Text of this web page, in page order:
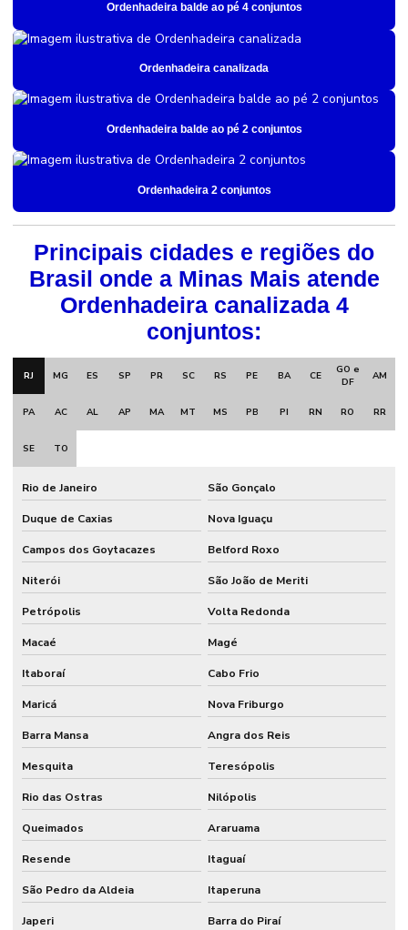
Ordenhadeira balde ao pé 4 conjuntos
Ordenhadeira canalizada
Ordenhadeira balde ao pé 2 conjuntos
Ordenhadeira 2 conjuntos
Principais cidades e regiões do
Brasil onde a Minas Mais atende
Ordenhadeira canalizada 4
conjuntos:
RJ MG ES SP PR SC RS PE BA CE
GO e
DF
AM
PA AC AL AP MA MT MS PB PI RN RO RR
SE TO
Rio de Janeiro São Gonçalo
Duque de Caxias Nova Iguaçu
Campos dos Goytacazes Belford Roxo
Niterói São João de Meriti
Petrópolis Volta Redonda
Macaé Magé
Itaboraí Cabo Frio
Maricá Nova Friburgo
Barra Mansa Angra dos Reis
Mesquita Teresópolis
Rio das Ostras Nilópolis
Queimados Araruama
Resende Itaguaí
São Pedro da Aldeia Itaperuna
Japeri Barra do Piraí